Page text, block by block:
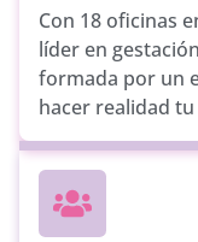
Con 18 oficinas
líder en
formada por un
hacer realidad